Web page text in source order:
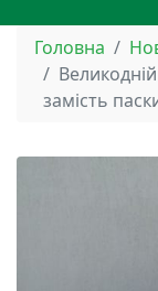
Головна
замість